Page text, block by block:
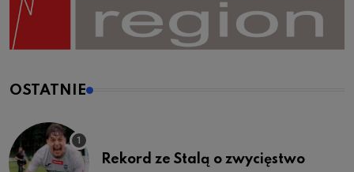
OSTATNIE
Rekord ze Stalą o zwycięstwo